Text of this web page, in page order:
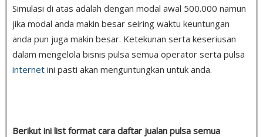
Simulasi di atas adalah dengan modal awal 500.000 namun
jika modal anda makin besar seiring waktu keuntungan
anda pun juga makin besar. Ketekunan serta keseriusan
dalam mengelola bisnis pulsa semua operator serta pulsa
internet ini pasti akan menguntungkan untuk anda.
Berikut ini list format cara daftar jualan pulsa semua